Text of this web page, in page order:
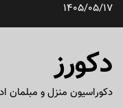
پرش1405/05/17
دکورز
دکوراسیون منزل و مبلمان